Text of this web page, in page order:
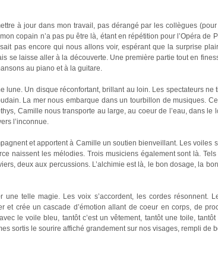
à jour dans mon travail, pas dérangé par les collègues (pour
copain n’a pas pu être là, étant en répétition pour l’Opéra de
pas encore qui nous allons voir, espérant que la surprise
se laisse aller à la découverte. Une première partie tout en
au piano et à la guitare.
lune. Un disque réconfortant, brillant au loin. Les spectateurs ne
La mer nous embarque dans un tourbillon de musiques.
Camille nous transporte au large, au coeur de l’eau, dans le
l’inconnue.
et apportent à Camille un soutien bienveillant. Les voiles
naissent les mélodies. Trois musiciens également sont là.
deux aux percussions. L’alchimie est là, le bon dosage, la
telle magie. Les voix s’accordent, les cordes résonnent.
crée un cascade d’émotion allant de coeur en corps, de
le voile bleu, tantôt c’est un vêtement, tantôt une toile,
sortis le sourire affiché grandement sur nos visages, rempli de